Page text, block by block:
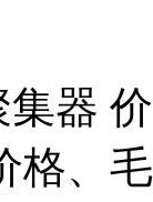
器
格、